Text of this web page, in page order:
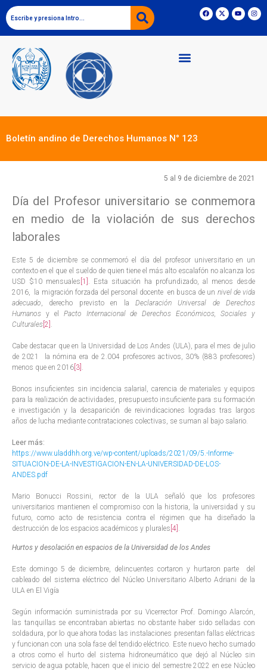
Boletín andino de Derechos Humanos N° 123
5 al 9 de diciembre de 2021
Día del Profesor universitario se conmemora
en medio de la violación de sus derechos
laborales
Este 5 de diciembre se conmemoró el día del profesor universitario en un
contexto en el que el sueldo de quien tiene el más alto escalafón no alcanza los
USD $10 mensuales [1] . Esta situación ha profundizado, al menos desde
2016, la migración forzada del personal docente en busca de un nivel de vida
adecuado, derecho previsto en la Declaración Universal de Derechos
Humanos y el Pacto Internacional de Derechos Económicos, Sociales y
Culturales [2] .
Cabe destacar que en la Universidad de Los Andes (ULA), para el mes de julio
de 2021 la nómina era de 2.004 profesores activos, 30% (883 profesores)
menos que en 2016 [3] .
Bonos insuficientes sin incidencia salarial, carencia de materiales y equipos
para la realización de actividades, presupuesto insuficiente para su formación
e investigación y la desaparición de reivindicaciones logradas tras largos
años de lucha mediante contrataciones colectivas, se suman al bajo salario.
Leer más:
https://www.uladdhh.org.ve/wp-content/uploads/2021/09/5.-Informe-
SITUACION-DE-LA-INVESTIGACION-EN-LA-UNIVERSIDAD-DE-LOS-
ANDES.pdf
Mario Bonucci Rossini, rector de la ULA señaló que los profesores
universitarios mantienen el compromiso con la historia, la universidad y su
futuro, como acto de resistencia contra el régimen que ha diseñado la
destrucción de los espacios académicos y plurales [4] .
Hurtos y desolación en espacios de la Universidad de los Andes
Este domingo 5 de diciembre, delincuentes cortaron y hurtaron parte del
cableado del sistema eléctrico del Núcleo Universitario Alberto Adriani de la
ULA en El Vigía
Según información suministrada por su Vicerrector Prof. Domingo Alarcón,
las tanquillas se encontraban abiertas no obstante haber sido selladas con
soldadura, por lo que ahora todas las instalaciones presentan fallas eléctricas
y funcionan con una sola fase del tendido eléctrico. Este nuevo hecho sumado
a otros como el hurto del sistema hidroneumático que dejó al Núcleo sin
servicio de agua potable, hacen que el inicio del semestre 2022 en ese Núcleo